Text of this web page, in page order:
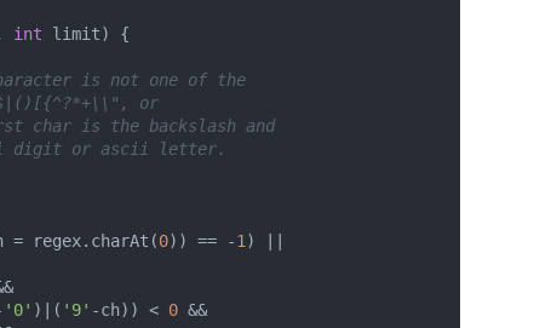
int limit) {
is not one of the
or
char is the backslash and
digit or ascii letter.
= regex.charAt(0)) == -1) ||
'0' )|( '9' -ch)) < 0 &&